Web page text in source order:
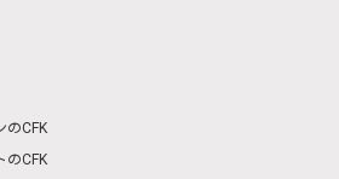
のCFK
のCFK